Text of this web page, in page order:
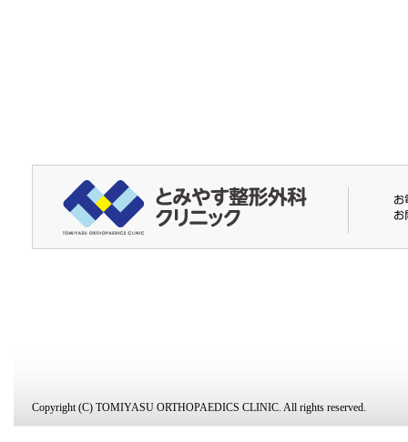
Copyright (C) TOMIYASU ORTHOPAEDICS CLINIC. All rights reserved.